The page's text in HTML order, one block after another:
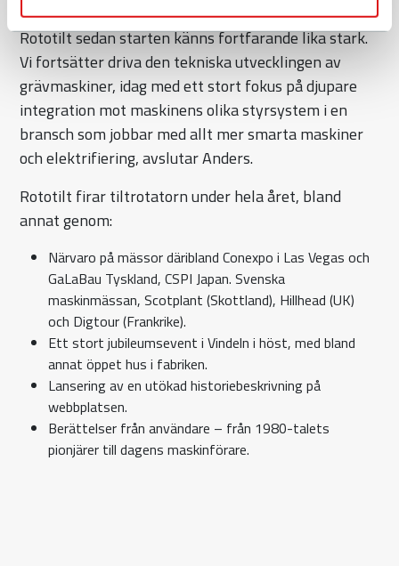
- Den nyfikenhet och innovationsanda som präglat
Rototilt sedan starten känns fortfarande lika stark.
Vi fortsätter driva den tekniska utvecklingen av
grävmaskiner, idag med ett stort fokus på djupare
integration mot maskinens olika styrsystem i en
bransch som jobbar med allt mer smarta maskiner
och elektrifiering, avslutar Anders.
Rototilt firar tiltrotatorn under hela året, bland
annat genom:
Närvaro på mässor däribland Conexpo i Las Vegas och
GaLaBau Tyskland, CSPI Japan. Svenska
maskinmässan, Scotplant (Skottland), Hillhead (UK)
och Digtour (Frankrike).
Ett stort jubileumsevent i Vindeln i höst, med bland
annat öppet hus i fabriken.
Lansering av en utökad historiebeskrivning på
webbplatsen.
Berättelser från användare – från 1980-talets
pionjärer till dagens maskinförare.